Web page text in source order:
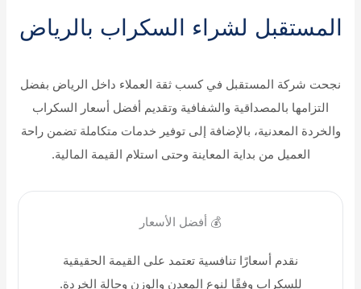
المستقبل لشراء السكراب بالرياض
نجحت شركة المستقبل في كسب ثقة العملاء داخل الرياض بفضل
التزامها بالمصداقية والشفافية وتقديم أفضل أسعار السكراب
والخردة المعدنية، بالإضافة إلى توفير خدمات متكاملة تضمن راحة
العميل من بداية المعاينة وحتى استلام القيمة المالية.
💰 أفضل الأسعار
نقدم أسعارًا تنافسية تعتمد على القيمة الحقيقية
للسكراب وفقًا لنوع المعدن والوزن وحالة الخردة.